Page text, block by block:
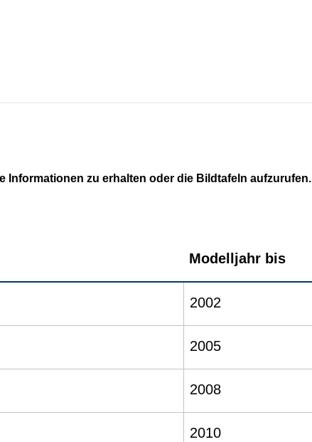
Informationen zu erhalten oder die Bildtafeln aufzurufen.
Modelljahr bis
2002
2005
2008
2010